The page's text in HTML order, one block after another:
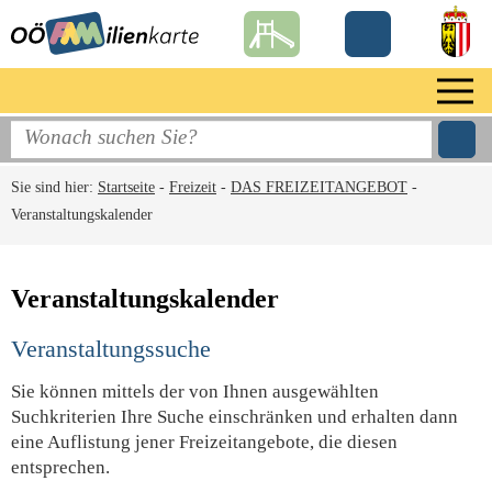
Sie sind hier: Startseite - Freizeit - DAS FREIZEITANGEBOT -
Veranstaltungskalender
Veranstaltungskalender
Veranstaltungssuche
Sie können mittels der von Ihnen ausgewählten
Suchkriterien Ihre Suche einschränken und erhalten dann
eine Auflistung jener Freizeitangebote, die diesen
entsprechen.